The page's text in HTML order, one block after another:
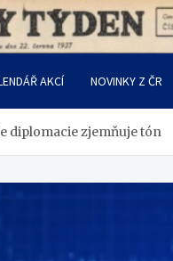
AKCÍ NOVINKY Z ČR
diplomacie zjemňuje tón